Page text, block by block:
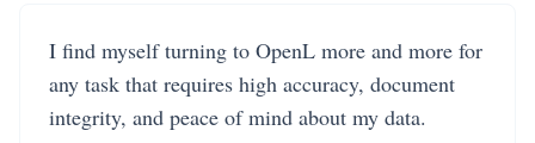
I find myself turning to OpenL more and more for
any task that requires high accuracy, document
integrity, and peace of mind about my data.